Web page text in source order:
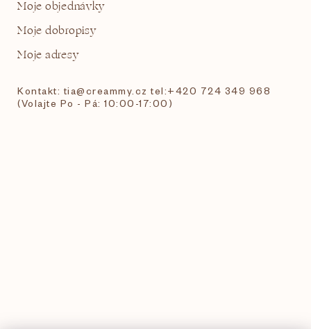
Moje objednávky
Moje dobropisy
Moje adresy
Kontakt: tia@creammy.cz tel:+420 724 349 968
(Volajte Po - Pá: 10:00-17:00)